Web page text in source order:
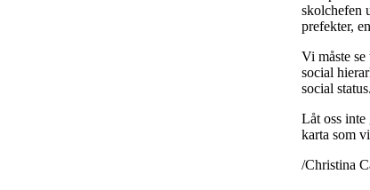
skolchefen
prefekter,
Vi måste
social
social status.
Låt oss inte
karta som
/Christina